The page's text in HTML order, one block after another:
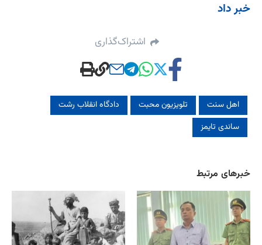
خبر داد
اشتراک‌گذاری
اهل سنت تلویزیون محبت
دادگاه انقلاب رشت
ساندی تایمز
خبرهای مرتبط